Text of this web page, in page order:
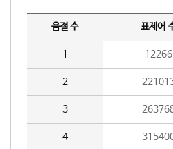
음절 수 표제어
1 12266
2
3
4